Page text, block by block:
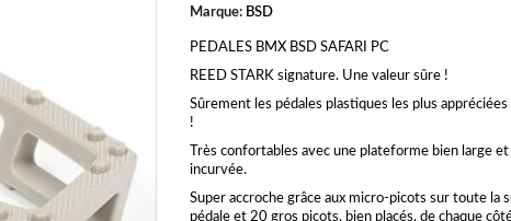
Marque: BSD
PEDALES BMX BSD SAFARI PC
REED STARK signature. Une valeur sûre !
Sûrement les pédales plastiques les plus
!
Très confortables avec une plateforme bien large
incurvée.
Super accroche grâce aux micro-picots sur toute la
pédale et 20 gros picots, bien placés, de chaque